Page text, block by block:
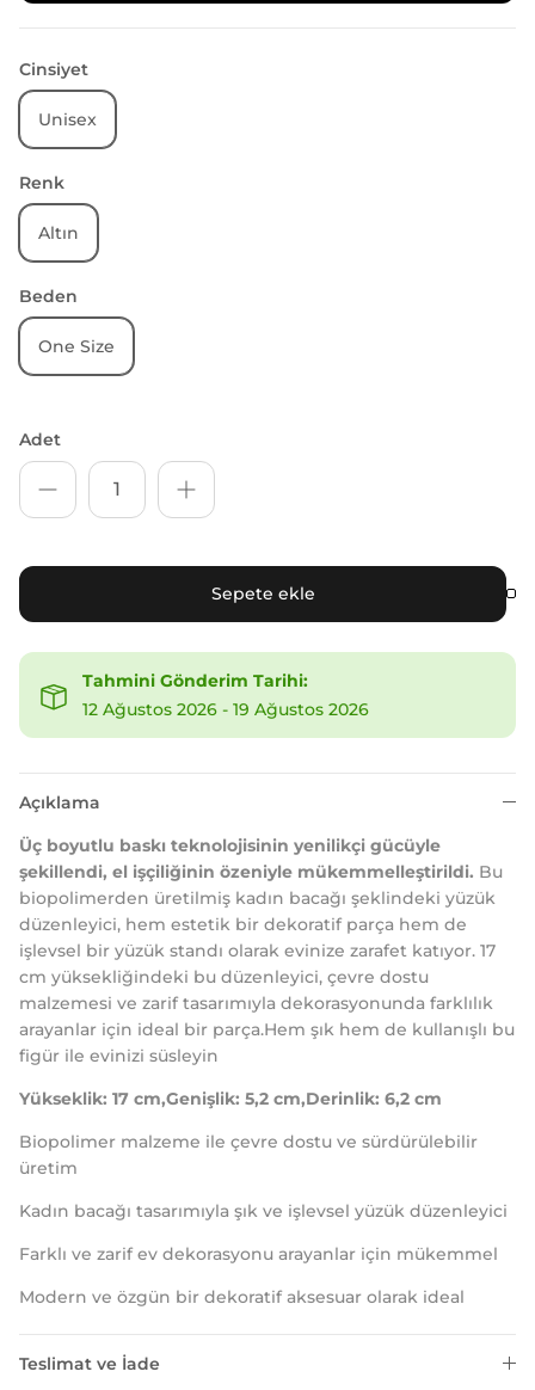
Renk
Altın
Cinsiyet
Unisex
Beden
One Size
Adet
Sepete ekle
Tahmini Gönderim Tarihi:
12 Ağustos 2026 - 19 Ağustos 2026
Açıklama
Üç boyutlu baskı teknolojisinin yenilikçi gücüyle
şekillendi, el işçiliğinin özeniyle mükemmelleştirildi. Bu
biopolimerden üretilmiş kadın bacağı şeklindeki yüzük
düzenleyici, hem estetik bir dekoratif parça hem de
işlevsel bir yüzük standı olarak evinize zarafet katıyor. 17
cm yüksekliğindeki bu düzenleyici, çevre dostu
malzemesi ve zarif tasarımıyla dekorasyonunda farklılık
arayanlar için ideal bir parça.Hem şık hem de kullanışlı bu
figür ile evinizi süsleyin
Yükseklik: 17 cm,Genişlik: 5,2 cm,Derinlik: 6,2 cm
Biopolimer malzeme ile çevre dostu ve sürdürülebilir
üretim
Kadın bacağı tasarımıyla şık ve işlevsel yüzük düzenleyici
Farklı ve zarif ev dekorasyonu arayanlar için mükemmel
Modern ve özgün bir dekoratif aksesuar olarak ideal
Teslimat ve İade